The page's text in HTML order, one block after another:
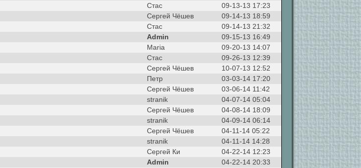
Стас
09-13-13 17:23
Сергей Чёшев
09-14-13 18:59
Стас
09-14-13 21:32
Admin
09-15-13 16:49
Maria
09-20-13 14:07
Стас
09-26-13 12:39
Сергей Чёшев
10-07-13 12:52
Петр
03-03-14 17:20
Сергей Чёшев
03-06-14 11:42
stranik
04-07-14 05:04
Сергей Чёшев
04-08-14 18:09
stranik
04-09-14 06:14
Сергей Чёшев
04-11-14 05:22
stranik
04-11-14 14:28
Сергей Ки
04-22-14 12:23
Admin
04-22-14 20:33